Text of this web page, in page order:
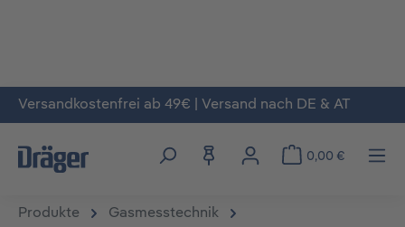
Zum Hauptinhalt springen
Versandkostenfrei ab 49€ | Versand nach DE & AT
0,00 €
Produkte
Gasmesstechnik